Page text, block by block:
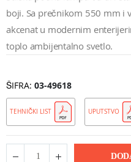
boji. Sa prečnikom 550 mm i
akcenat u modernim
toplo ambijentalno svetlo.
ŠIFRA 03-49618
TEHNIČKI LIST UPUTSTVO